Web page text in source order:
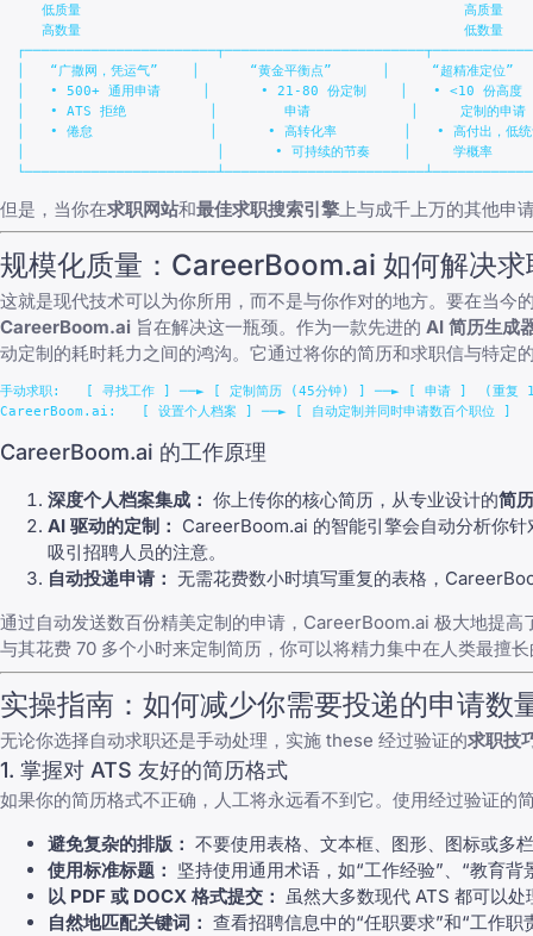
     低质量                                              高质量
     高数量                                              低数量
│   “广撒网，凭运气”    │      “黄金平衡点”      │     “超精准定位”
│   • 500+ 通用申请     │      • 21-80 份定制    │   • <10 份高度
│   • ATS 拒绝          │        申请            │     定制的申请
│   • 倦怠              │      • 高转化率        │   • 高付出，低
│                       │      • 可持续的节奏    │     学概率
但是，当你在求职网站和最佳求职搜索引擎上与成千上万的其他申
规模化质量：CareerBoom.ai 如何解决求
这就是现代技术可以为你所用，而不是与你作对的地方。要在当
CareerBoom.ai 旨在解决这一瓶颈。作为一款先进的 AI 简历生成
动定制的耗时耗力之间的鸿沟。它通过将你的简历和求职信与特定
手动求职:   [ 寻找工作 ] ──► [ 定制简历 (45分钟) ] ──► [ 申请 ]  (重复
CareerBoom.ai 的工作原理
深度个人档案集成： 你上传你的核心简历，从专业设计的简
AI 驱动的定制： CareerBoom.ai 的智能引擎会自动分析你
吸引招聘人员的注意。
自动投递申请： 无需花费数小时填写重复的表格，
通过自动发送数百份精美定制的申请，CareerBoom.ai 极大地提
与其花费 70 多个小时来定制简历，你可以将精力集中在人类最擅
实操指南：如何减少你需要投递的申请数
无论你选择自动求职还是手动处理，实施 these 经过验证的求职技
1. 掌握对 ATS 友好的简历格式
如果你的简历格式不正确，人工将永远看不到它。使用经过验证的
避免复杂的排版： 不要使用表格、文本框、图形、图标或多
使用标准标题： 坚持使用通用术语，如“工作经验”、“教育
以 PDF 或 DOCX 格式提交： 虽然大多数现代 ATS 都可以
自然地匹配关键词： 查看招聘信息中的“任职要求”和“工作